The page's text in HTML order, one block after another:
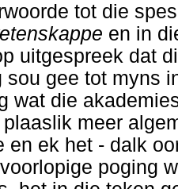
tot die
en in
uitgespreek dat
sou gee tot myns
wat die
plaaslik meer
en ek het - dalk
poging